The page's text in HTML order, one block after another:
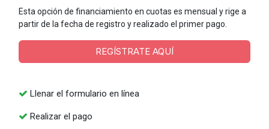
Esta opción de financiamiento en cuotas es mensual y rige a
partir de la fecha de registro y realizado el primer pago.
REGÍSTRATE AQUÍ
Llenar el formulario en línea
Realizar el pago